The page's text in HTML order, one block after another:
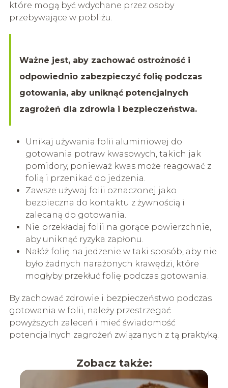
które mogą być wdychane przez osoby
przebywające w pobliżu.
Ważne jest, aby zachować ostrożność i
odpowiednio zabezpieczyć folię podczas
gotowania, aby uniknąć potencjalnych
zagrożeń dla zdrowia i bezpieczeństwa.
Unikaj używania folii aluminiowej do
gotowania potraw kwasowych, takich jak
pomidory, ponieważ kwas może reagować z
folią i przenikać do jedzenia.
Zawsze używaj folii oznaczonej jako
bezpieczna do kontaktu z żywnością i
zalecaną do gotowania.
Nie przekładaj folii na gorące powierzchnie,
aby uniknąć ryzyka zapłonu.
Nałóż folię na jedzenie w taki sposób, aby nie
było żadnych narażonych krawędzi, które
mogłyby przekłuć folię podczas gotowania.
By zachować zdrowie i bezpieczeństwo podczas
gotowania w folii, należy przestrzegać
powyższych zaleceń i mieć świadomość
potencjalnych zagrożeń związanych z tą praktyką.
Zobacz także: